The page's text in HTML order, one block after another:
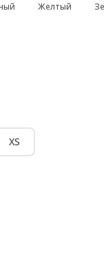
Желтый
XS